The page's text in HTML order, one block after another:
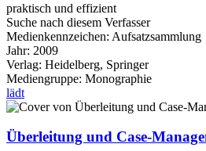
praktisch und effizient
Suche nach diesem Verfasser
Medienkennzeichen: Aufsatzsammlung
Jahr: 2009
Verlag: Heidelberg, Springer
Mediengruppe: Monographie
lädt
Überleitung und Case-